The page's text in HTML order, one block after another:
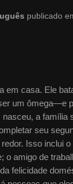
publicado
em casa. Ele
um ômega—e
a
seu
Isso inclui
o amigo de
felicidade